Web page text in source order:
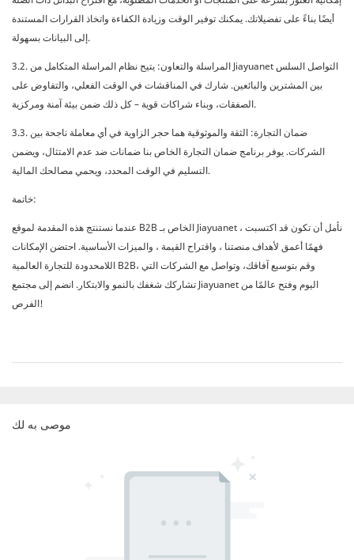
أيضًا بناءً على تفضيلاتك. يمكنك توفير الوقت وزيادة الكفاءة واتخاذ القرارات المستندة
إلى البيانات بسهولة.
3.2. المراسلة والتعاون: يتيح نظام المراسلة المتكامل من Jiayuanet التواصل السلس
بين المشترين والبائعين. شارك في المناقشات في الوقت الفعلي، والتفاوض على
الصفقات، وبناء شراكات قوية – كل ذلك ضمن بيئة آمنة ومركزية.
3.3. ضمان التجارة: الثقة والموثوقية هما حجر الزاوية في أي معاملة ناجحة بين
الشركات. يوفر برنامج ضمان التجارة الخاص بنا ضمانات ضد عدم الامتثال، ويضمن
التسليم في الوقت المحدد، ويحمي مصالحك المالية.
خاتمة:
عندما نستنتج هذه المقدمة لموقع B2B الخاص بـ Jiayuanet ، نأمل أن تكون قد اكتسبت
فهمًا أعمق لأهداف منصتنا ، واقتراح القيمة ، والميزات الأساسية. احتضن الإمكانات
اللامحدودة للتجارة العالمية B2B، وقم بتوسيع آفاقك، وتواصل مع الشركات التي
تشاركك شغفك بالنمو والابتكار. انضم إلى مجتمع Jiayuanet اليوم وفتح عالمًا من
الفرص!
موصى به لك